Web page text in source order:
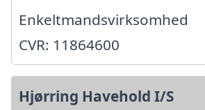
Enkeltmandsvirksomhed
CVR: 11864600
Hjørring Havehold I/S